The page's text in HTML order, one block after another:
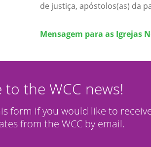
de justiça, apóstolos(as) da
Mensagem para as Igrejas
to the WCC news!
form if you would like to
from the WCC by email.